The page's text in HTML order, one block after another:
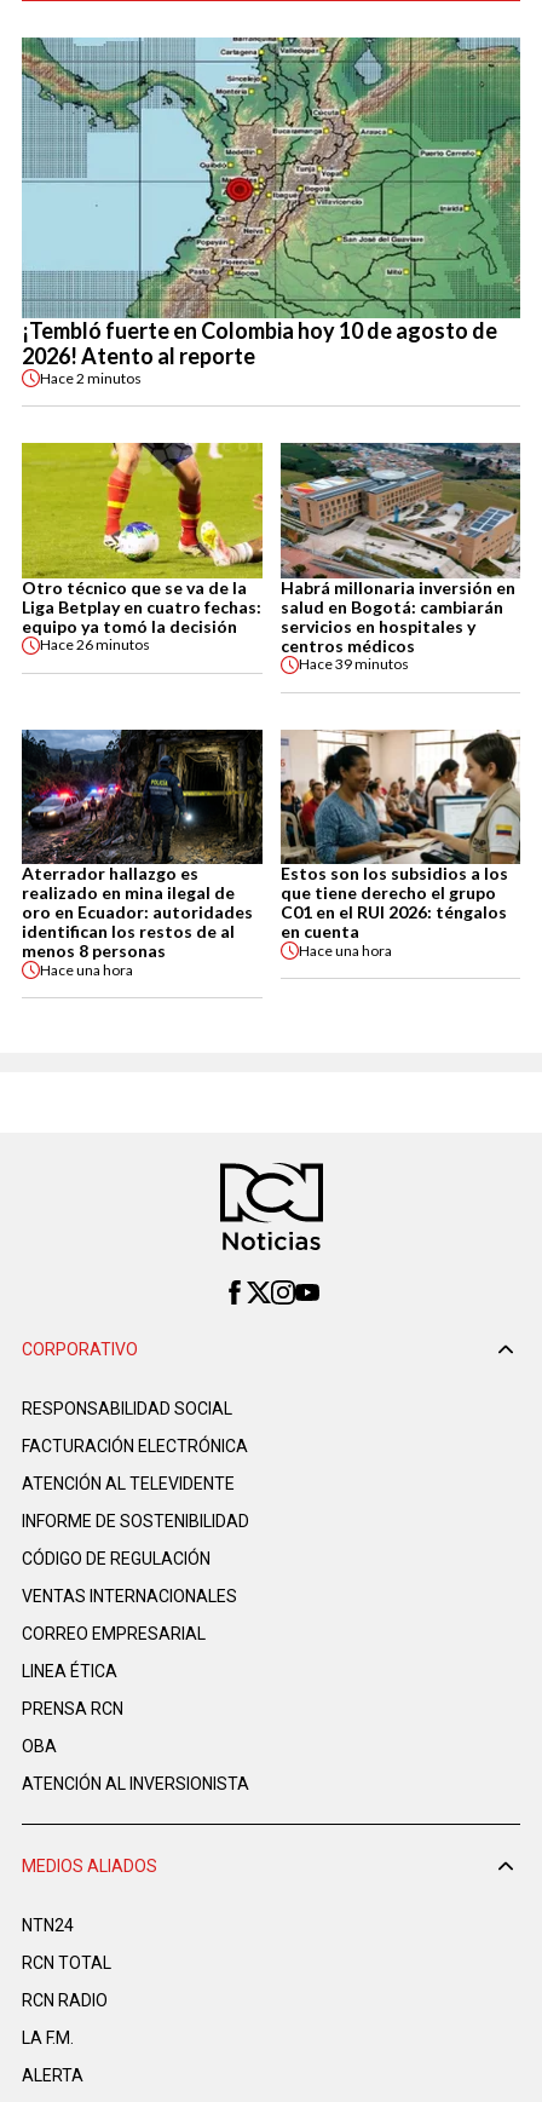
¡Tembló fuerte en Colombia hoy 10 de agosto de
2026! Atento al reporte
Hace2 minutos
Otro técnico que se va de la
Liga Betplay en cuatro fechas:
equipo ya tomó la decisión
Hace26 minutos
Habrá millonaria inversión en
salud en Bogotá: cambiarán
servicios en hospitales y
centros médicos
Hace39 minutos
Aterrador hallazgo es
realizado en mina ilegal de
oro en Ecuador: autoridades
identifican los restos de al
menos 8 personas
Haceuna hora
Estos son los subsidios a los
que tiene derecho el grupo
C01 en el RUI 2026: téngalos
en cuenta
Haceuna hora
CORPORATIVO
RESPONSABILIDAD SOCIAL
FACTURACIÓN ELECTRÓNICA
ATENCIÓN AL TELEVIDENTE
INFORME DE SOSTENIBILIDAD
CÓDIGO DE REGULACIÓN
VENTAS INTERNACIONALES
CORREO EMPRESARIAL
LINEA ÉTICA
PRENSA RCN
OBA
ATENCIÓN AL INVERSIONISTA
MEDIOS ALIADOS
NTN24
RCN TOTAL
RCN RADIO
LA F.M.
ALERTA